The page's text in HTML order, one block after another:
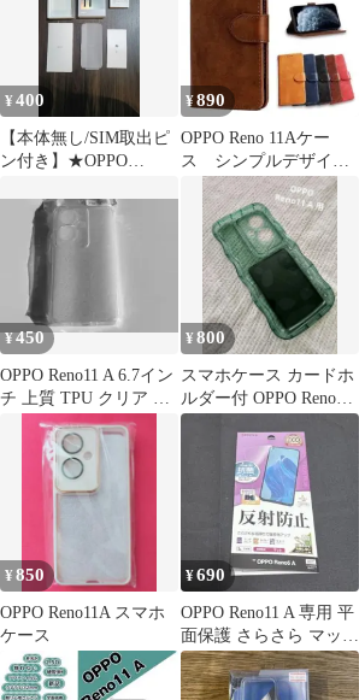
¥400
【本体無し/SIM取出ピ
ン付き】★OPPO
¥890
OPPO Reno 11Aケー
ス シンプルデザイン
ケース カバー BR
¥450
OPPO Reno11 A 6.7イン
チ 上質 TPU クリア ケ
ース A008
¥800
スマホケース カードホ
ルダー付 OPPO Reno11
A
¥850
OPPO Reno11A スマホ
ケース
¥690
OPPO Reno11 A 専用 平
面保護 さらさら マット
反射防止